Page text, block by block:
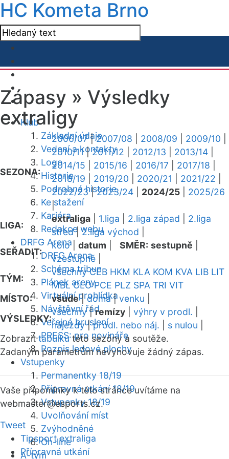
HC Kometa Brno
Klub
Základní údaje
Vedení a kontakty
Logo
Historie
Podrobná historie
Ke stažení
Kariéra
Redakce webu
DRFG Arena
DRFG Arena
Schéma tribun
Plánek areny
Virtuální prohlídka
Návštěvní řád
Veřejné bruslení
PRESS: pro novináře
Rozpis ledové plochy
Vstupenky
Permanentky 18/19
Přípravná utkání 18/19
Vstupenky 18/19
Uvolňování míst
Zvýhodněné
On-line
A-tým
Zápasy » Výsledky
extraligy
SEZONA:
2006/07|2007/08 2008/09 2009/10
2010/11|2011/12 2012/13 2013/14
2014/15
2015/16 2016/17 2017/18
2018/19
2019/20 2020/21 2021/22
2022/23|2023/24 2024/25
2025/26
|
LIGA:
extraliga 1.liga 2.liga západ
2.liga
střed|2.liga východ
SEŘADIT:
kolo| datum SMĚR: sestupně
vzestupně
TÝM:
všechny CEB HKM KLA KOM KVA LIB LIT
MBL OLO PCE PLZ SPA TRI VIT
MÍSTO:
všude|doma|venku
VÝSLEDKY:
všechny|remízy výhry v prodl.
nájezdy|prodl. nebo náj. s nulou
Zobrazittabulkutéto sezóny a soutěže.
Zadaným parametrům nevyhovuje žádný zápas.
Vaše připomínky k této stránce uvítáme na
webmaster@esports.cz.
Tweet
Tipsport extraliga
Přípravná utkání